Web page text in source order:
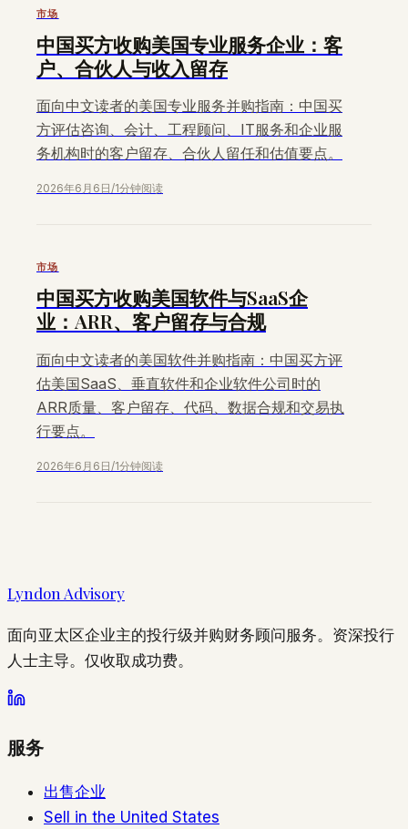
市场
中国买方收购美国专业服务企业：客
户、合伙人与收入留存
面向中文读者的美国专业服务并购指南：中国买
方评估咨询、会计、工程顾问、IT服务和企业服
务机构时的客户留存、合伙人留任和估值要点。
2026年6月6日/1分钟阅读
市场
中国买方收购美国软件与SaaS企
业：ARR、客户留存与合规
面向中文读者的美国软件并购指南：中国买方评
估美国SaaS、垂直软件和企业软件公司时的
ARR质量、客户留存、代码、数据合规和交易执
行要点。
2026年6月6日 /1分钟阅读
Lyndon Advisory
面向亚太区企业主的投行级并购财务顾问服务。资深投行
人士主导。仅收取成功费。
服务
出售企业
Sell in the United States